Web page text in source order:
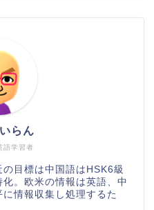
語学習者
らん
目標は中国語はHSK6級
。欧米の情報は英語、中
情報収集し処理するた